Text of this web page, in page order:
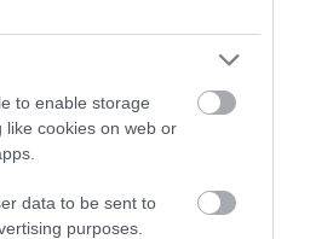
to enable storage
like cookies on web or
data to be sent to
purposes.
των
μέρα χωρίς
ειδήσεις